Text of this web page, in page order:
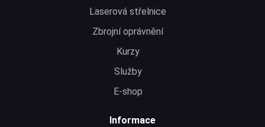
Laserová střelnice
Zbrojní oprávnění
Kurzy
Služby
E-shop
Informace